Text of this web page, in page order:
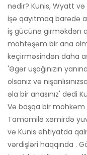
nədir? Kunis, Wyatt
işə qayıtmaq barədə
iş gücünə girməkdən
möhtəşəm bir ana
keçirməsindən daha
'Əgər uşağınızın
olsanız və
əla bir anasınız' dedi
Və başqa bir möhkəm
Tamamilə xəmirdə
və Kunis ehtiyatda
vərdişləri haqqında .